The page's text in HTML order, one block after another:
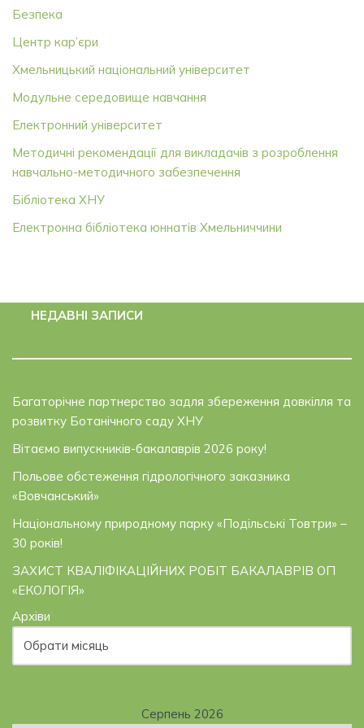
Безпека
Центр кар’єри
Хмельницький національний університет
Модульне середовище навчання
Електронний університет
Методичні рекомендації для викладачів з розроблення
навчально-методичного забезпечення
Бібліотека ХНУ
Електронна бібліотека юннатів Хмельниччини
НЕДАВНІ ЗАПИСИ
Багаторічне партнерство задля збереження довкілля та
розвитку Ботанічного саду ХНУ
Вітаємо випускників-бакалаврів 2026 року!
Польове обстеження гідрологічного заказника
«Вовчанський»
Національному природному парку «Подільські Товтри» –
30 років!
ЗАХИСТ КВАЛІФІКАЦІЙНИХ РОБІТ БАКАЛАВРІВ ОП
«ЕКОЛОГІЯ»
Архіви
Серпень 2026